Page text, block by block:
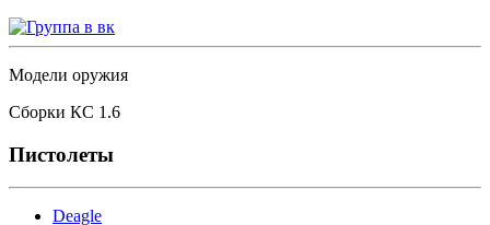
Модели оружия
Сборки КС 1.6
Пистолеты
Deagle